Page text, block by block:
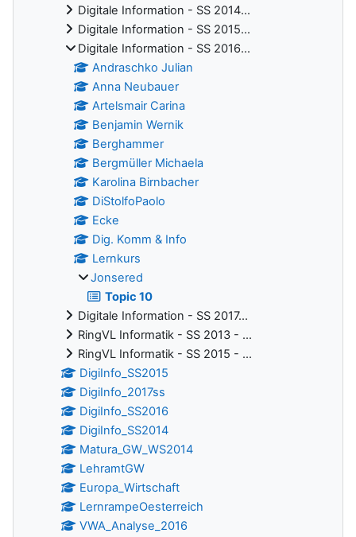
Digitale Information - SS 2014...
Digitale Information - SS 2015...
Digitale Information - SS 2016...
Andraschko Julian
Anna Neubauer
Artelsmair Carina
Benjamin Wernik
Berghammer
Bergmüller Michaela
Karolina Birnbacher
DiStolfoPaolo
Ecke
Dig. Komm & Info
Lernkurs
Jonsered
Topic 10
Digitale Information - SS 2017...
RingVL Informatik - SS 2013 - ...
RingVL Informatik - SS 2015 - ...
DigiInfo_SS2015
DigiInfo_2017ss
DigiInfo_SS2016
DigiInfo_SS2014
Matura_GW_WS2014
LehramtGW
Europa_Wirtschaft
LernrampeOesterreich
VWA_Analyse_2016